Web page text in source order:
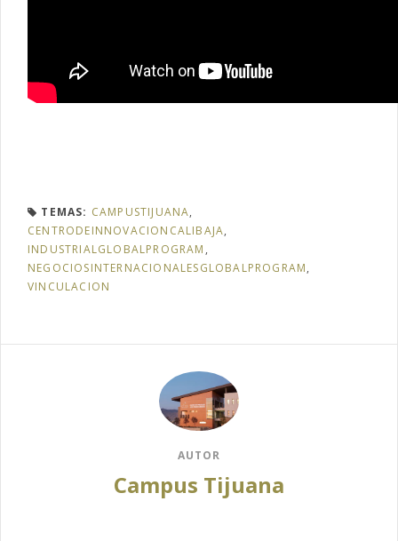
TEMAS: CAMPUSTIJUANA,
CENTRODEINNOVACIONCALIBAJA,
INDUSTRIALGLOBALPROGRAM ,
NEGOCIOSINTERNACIONALESGLOBALPROGRAM,
VINCULACION
AUTOR
Campus Tijuana